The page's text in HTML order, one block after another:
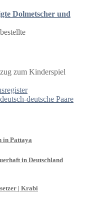
Dolmetscher und
zum Kinderspiel
deutsche Paare
in Pattaya
in Deutschland
| Krabi